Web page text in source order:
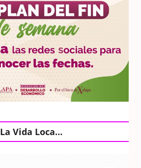
La Vida Loca…